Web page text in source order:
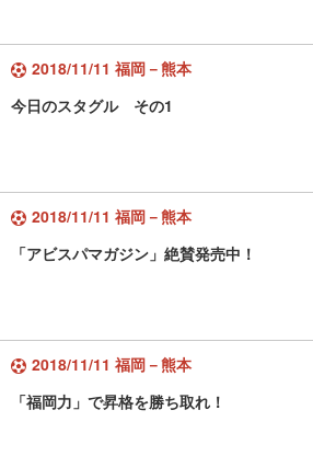
2018/11/11 福岡－熊本
今日のスタグル その1
2018/11/11 福岡－熊本
「アビスパマガジン」絶賛発売中！
2018/11/11 福岡－熊本
「福岡力」で昇格を勝ち取れ！